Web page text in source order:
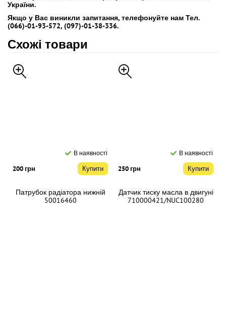
України.
Якщо у Вас виникли запитання, телефонуйте нам Тел.
(066)-01-93-572, (097)-01-38-336.
Схожі товари
В наявності
200 грн Купити
Патрубок радіатора нижній
50016460
В наявності
250 грн Купити
Датчик тиску масла в двигуні
710000421/NUC100280